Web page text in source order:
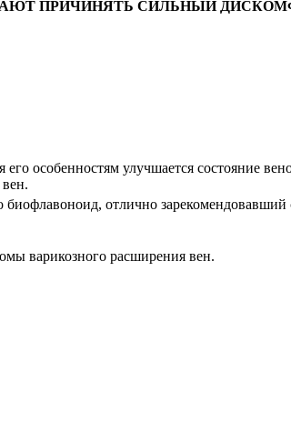
ПРИЧИНЯТЬ СИЛЬНЫЙ
особенностям улучшается состояние
биофлавоноид, отлично зарекомендовавший
варикозного расширения вен.